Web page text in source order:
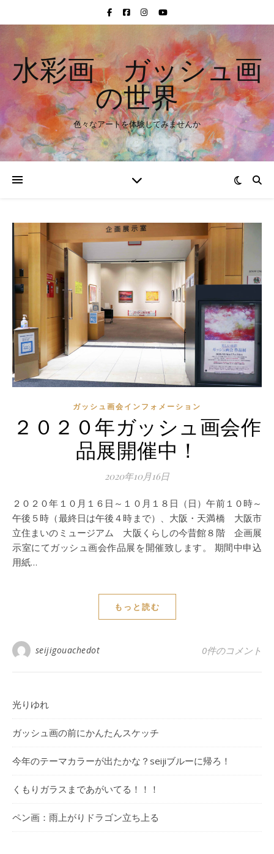
水彩画 ガッシュ画
の世界
色々なアートを体験してみませんか
ガッシュ画会インフォメーション
２０２０年ガッシュ画会作
品展開催中！
2020年10月16日
２０２０年１０月１６日～１０月１８日（日）午前１０時～
午後５時（最終日は午後４時まで）、大阪・天満橋 大阪市
立住まいのミュージアム 大阪くらしの今昔館８階 企画展
示室にてガッシュ画会作品展を開催致します。 期間中申込
用紙…
もっと読む
seijigouachedot 0件のコメント
光りゆれ
ガッシュ画の前にかんたんスケッチ
今年のテーマカラーが出たかな？seijiブルーに帰ろ！
くもりガラスまであがいてる！！！
ペン画：雨上がりドラゴン立ち上る